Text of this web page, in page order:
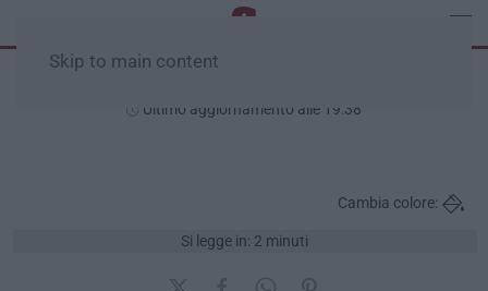
Skip to main content
Ultimo aggiornamento alle 19:38
Si legge in: 2 minuti
Cambia colore: